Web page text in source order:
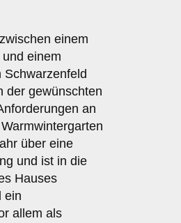
einem
einem
Schwarzenfeld
der gewünschten
an
über eine
und ist in die
Hauses
ein
allem als